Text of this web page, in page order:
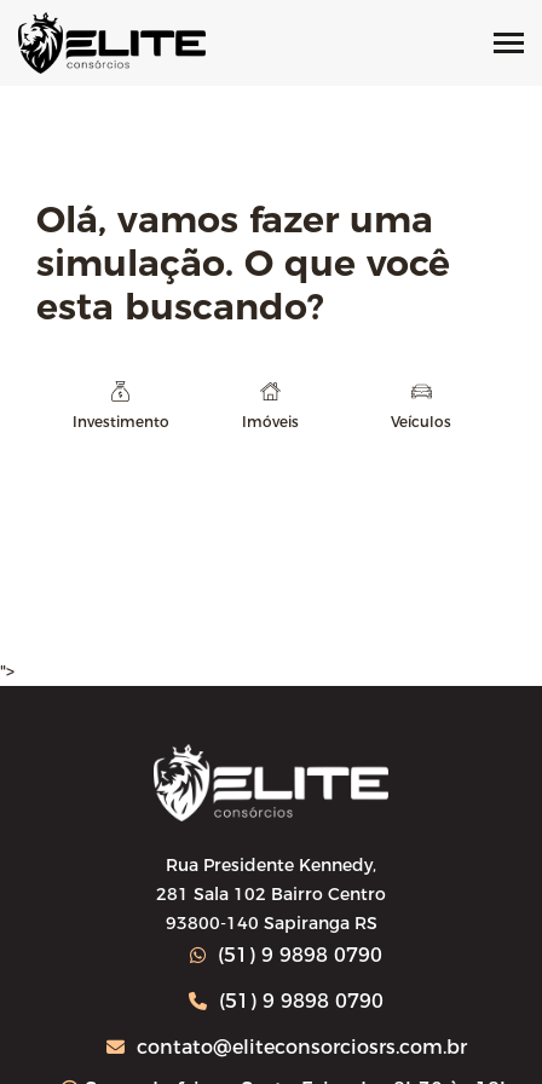
Faça sua simulação!
Olá, vamos fazer uma
simulação. O que você
esta buscando?
Investimento Imóveis Veículos
">
Rua Presidente Kennedy,
281 Sala 102 Bairro Centro
93800-140 Sapiranga RS
(51) 9 9898 0790
(51) 9 9898 0790
contato@eliteconsorciosrs.com.br